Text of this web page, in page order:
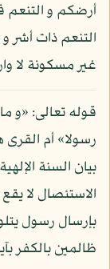
أرضكم و التنعم
التنعم ذات أشر
غير مسكونة لا
قوله تعالى: «و
رسولا» أم القرى
بيان السنة
الاستئصال لا
بإرسال رسول
ظالمين بالكفر